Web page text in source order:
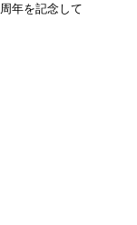
年を記念して